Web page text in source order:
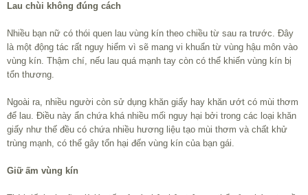
Lau chùi không đúng cách
Nhiều bạn nữ có thói quen lau vùng kín theo chiều từ sau ra trước. Đây
là một động tác rất nguy hiểm vì sẽ mang vi khuẩn từ vùng hậu môn vào
vùng kín. Thậm chí, nếu lau quá mạnh tay còn có thể khiến vùng kín bị
tổn thương.
Ngoài ra, nhiều người còn sử dụng khăn giấy hay khăn ướt có mùi thơm
để lau. Điều này ẩn chứa khá nhiều mối nguy hại bởi trong các loại khăn
giấy như thế đều có chứa nhiều hương liệu tạo mùi thơm và chất khử
trùng mạnh, có thể gây tổn hại đến vùng kín của bạn gái.
Giữ ấm vùng kín